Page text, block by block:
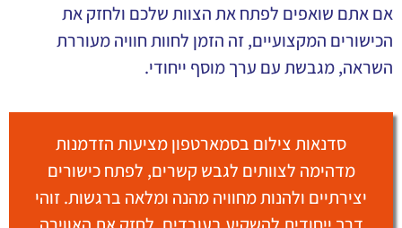
אם אתם שואפים לפתח את הצוות שלכם ולחזק את
הכישורים המקצועיים, זה הזמן לחוות חוויה מעוררת
השראה, מגבשת עם ערך מוסף ייחודי.
סדנאות צילום בסמארטפון מציעות הזדמנות
מדהימה לצוותים לגבש קשרים, לפתח כישורים
יצירתיים ולהנות מחוויה מהנה ומלאה ברגשות. זוהי